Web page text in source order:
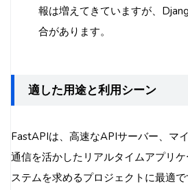
報は増えてきていますが、
合があります。
適した用途と利用シーン
FastAPIは、高速なAPIサーバー、マ
通信を活かしたリアルタイムアプリ
ステムを求めるプロジェクトに最適で